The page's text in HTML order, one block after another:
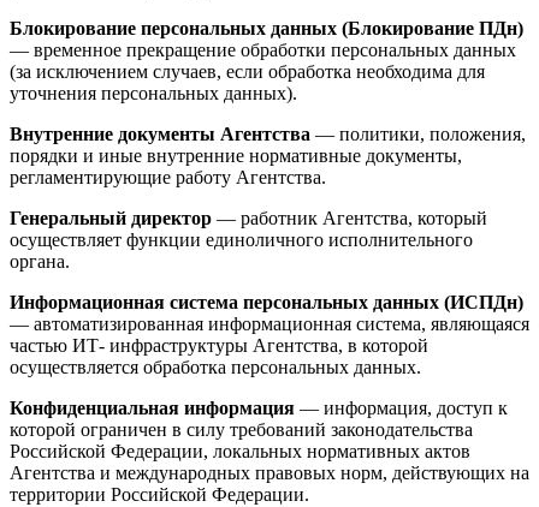
Блокирование персональных данных (Блокирование ПДн)
— временное прекращение обработки персональных данных
(за исключением случаев, если обработка необходима для
уточнения персональных данных).
Внутренние документы Агентства — политики, положения,
порядки и иные внутренние нормативные документы,
регламентирующие работу Агентства.
Генеральный директор — работник Агентства, который
осуществляет функции единоличного исполнительного
органа.
Информационная система персональных данных (ИСПДн)
— автоматизированная информационная система, являющаяся
частью ИТ- инфраструктуры Агентства, в которой
осуществляется обработка персональных данных.
Конфиденциальная информация — информация, доступ к
которой ограничен в силу требований законодательства
Российской Федерации, локальных нормативных актов
Агентства и международных правовых норм, действующих на
территории Российской Федерации.